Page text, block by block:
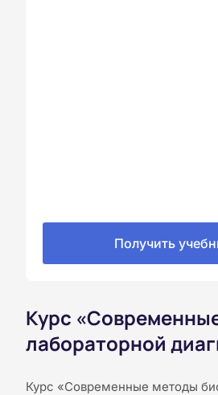
Получить
Курс
лабораторной
Курс «Современные методы